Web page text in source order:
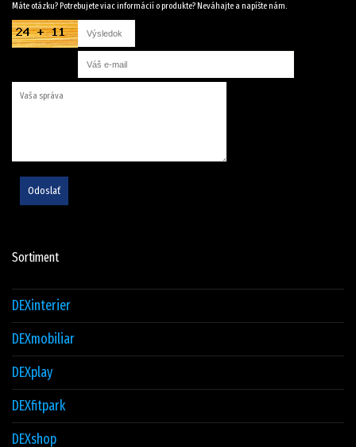
Máte otázku? Potrebujete viac informácií o produkte? Neváhajte a napíšte nám.
Odoslať
Sortiment
DEXinterier
DEXmobiliar
DEXplay
DEXfitpark
DEXshop